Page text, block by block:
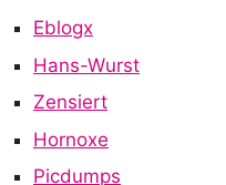
Eblogx
Hans-Wurst
Zensiert
Hornoxe
Picdumps